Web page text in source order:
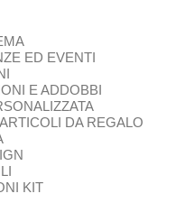
ED EVENTI
E ADDOBBI
DA REGALO
KIT